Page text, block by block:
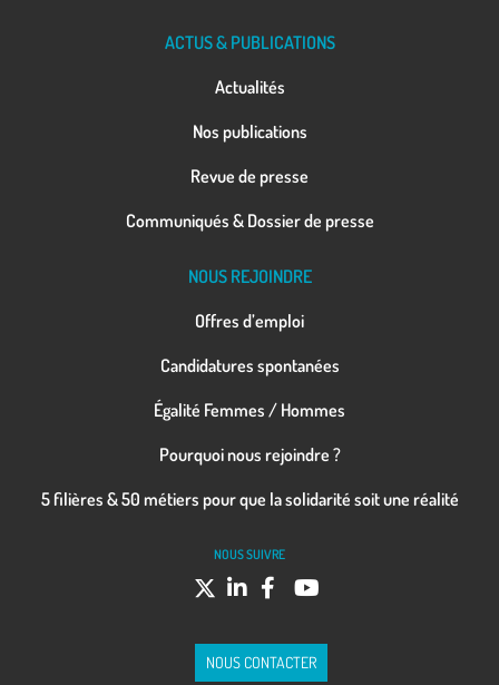
ACTUS & PUBLICATIONS
Actualités
Nos publications
Revue de presse
Communiqués & Dossier de presse
NOUS REJOINDRE
Offres d’emploi
Candidatures spontanées
Égalité Femmes / Hommes
Pourquoi nous rejoindre ?
5 filières & 50 métiers pour que la solidarité soit une réalité
NOUS SUIVRE
NOUS CONTACTER